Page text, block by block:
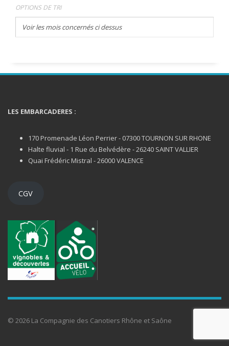
OPTIONS DE TRI
Voir les mois concernés ci dessus
LES EMBARCADERES :
170 Promenade Léon Perrier - 07300 TOURNON SUR RHONE
Halte fluvial - 1 Rue du Belvédère - 26240 SAINT VALLIER
Quai Frédéric Mistral - 26000 VALENCE
CGV
© 2026 La Compagnie des Canotiers Rhône et Saône